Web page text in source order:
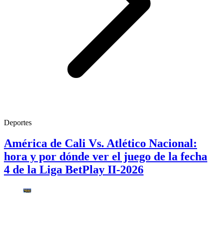
Deportes
América de Cali Vs. Atlético Nacional:
hora y por dónde ver el juego de la fecha
4 de la Liga BetPlay II-2026